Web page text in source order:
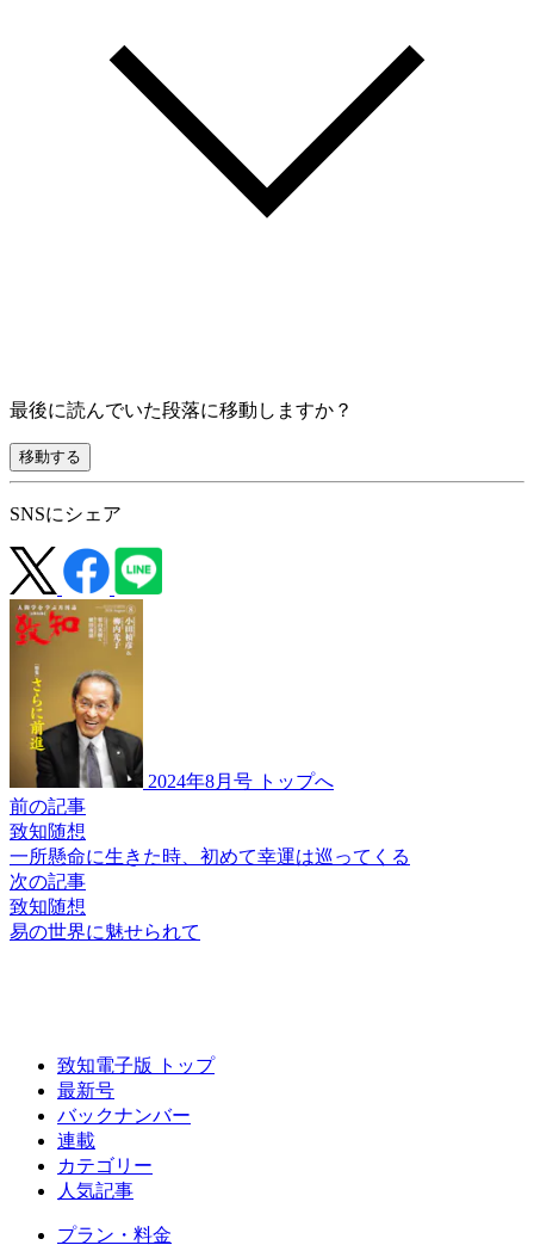
最後に読んでいた段落に移動しますか？
移動する
SNSにシェア
2024年8月号 トップへ
前の記事
致知随想
一所懸命に生きた時、 初めて幸運は巡ってくる
次の記事
致知随想
易の世界に魅せられて
致知電子版 トップ
最新号
バックナンバー
連載
カテゴリー
人気記事
プラン・料金